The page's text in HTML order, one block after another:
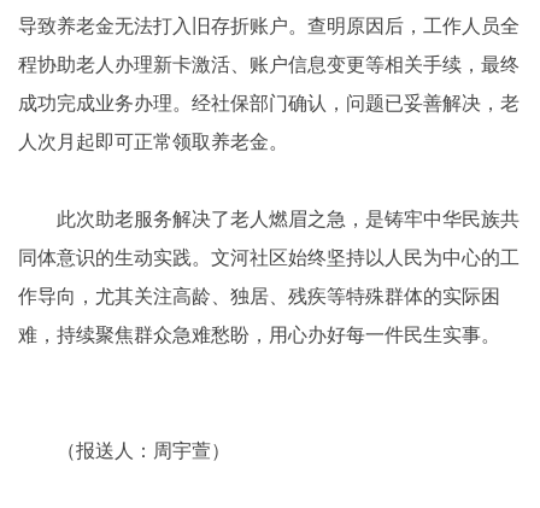
导致养老金无法打入旧存折账户。查明原因后，工作人员全
程协助老人办理新卡激活、账户信息变更等相关手续，最终
成功完成业务办理。经社保部门确认，问题已妥善解决，老
人次月起即可正常领取养老金。
此次助老服务解决了老人燃眉之急，是铸牢中华民族共
同体意识的生动实践。文河社区始终坚持以人民为中心的工
作导向，尤其关注高龄、独居、残疾等特殊群体的实际困
难，持续聚焦群众急难愁盼，用心办好每一件民生实事。
（报送人：周宇萱）